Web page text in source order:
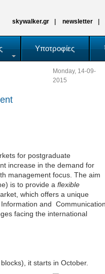
skywalker.gr
newsletter
Υποτροφίες
Monday, 14-09-
2015
for postgraduate
increase in the demand for
management focus. The aim
is to provide a flexible
which offers a unique
and Communication
facing the international
it starts in October.